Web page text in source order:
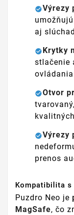
Výrezy
aj
Krytky
stlačenie
Otvor
Výrezy
prenos
Kompatibilita s
Puzdro Neo je
MagSafe, čo